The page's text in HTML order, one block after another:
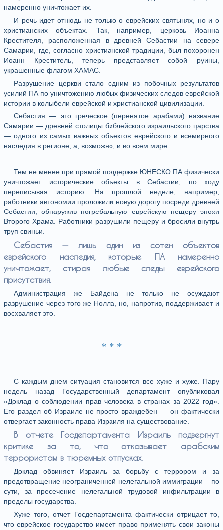
намеренно уничтожает их.
И речь идет отнюдь не только о еврейских святынях, но и о
христианских объектах. Так, например, церковь Иоанна
Крестителя, расположенная в древней Себастии на севере
Самарии, где, согласно христианской традиции, был похоронен
Иоанн Креститель, теперь представляет собой руины,
украшенные флагом ХАМАС.
Разрушение церкви стало одним из побочных результатов
усилий ПА по уничтожению любых физических следов еврейской
истории в колыбели еврейской и христианской цивилизации.
Себастия — это греческое (перенятое арабами) название
Самарии — древней столицы библейского израильского царства
— одного из самых важных объектов еврейского и всемирного
наследия в регионе, а, возможно, и во всем мире.
Тем не менее при прямой поддержке ЮНЕСКО ПА физически
уничтожает исторические объекты в Себастии, по ходу
переписывая историю. На прошлой неделе, например,
работники автономии проложили новую дорогу посреди древней
Себастии, обнаружив погребальную еврейскую пещеру эпохи
Второго Храма. Работники разрушили пещеру и бросили внутрь
труп свиньи.
Себастия — лишь один из сотен объектов
еврейского наследия, которые ПА намеренно
уничтожает, стирая любые следы еврейского
присутствия.
Администрация же Байдена не только не осуждают
разрушение через того же Нолла, но, напротив, поддерживает и
восхваляет это.
* * *
С каждым днем ситуация становится все хуже и хуже. Пару
недель назад Государственный департамент опубликовал
«Доклад о соблюдении прав человека в странах за 2022 год».
Его раздел об Израиле не просто враждебен — он фактически
отвергает законность права Израиля на существование.
В отчете Госдепартамента Израиль подвергнут
критике за то, что отказывает арабским
террористам в тюремных отпусках.
Доклад обвиняет Израиль за борьбу с террором и за
предотвращение неограниченной нелегальной иммиграции – по
сути, за пресечение нелегальной трудовой инфильтрации в
пределы государства.
Хуже того, отчет Госдепартамента фактически отрицает то,
что еврейское государство имеет право применять свои законы